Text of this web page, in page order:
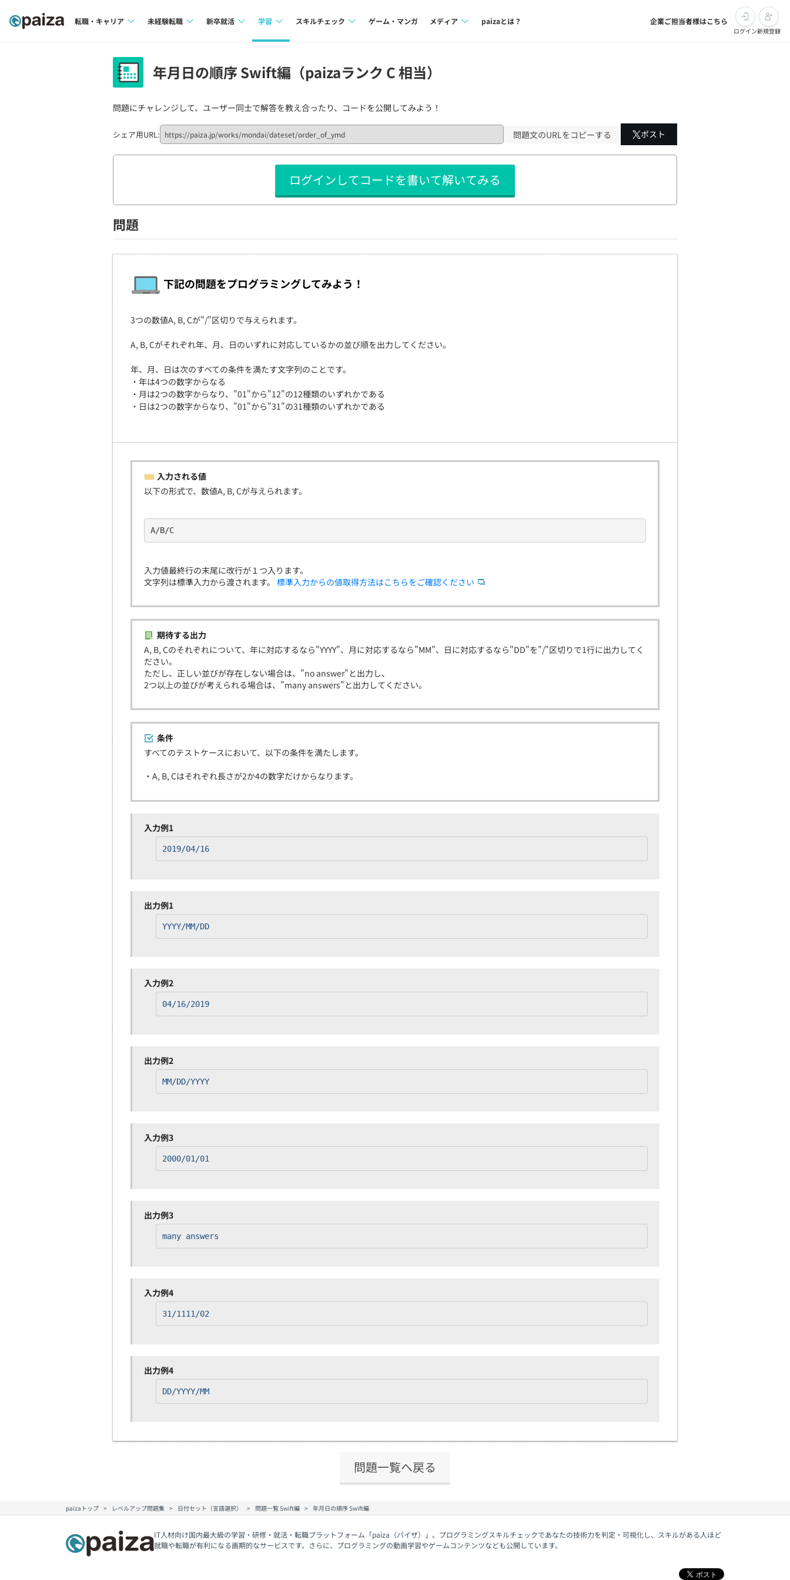
転職・キャリア
インタビュー
転職成功ガイド
転職エージェント
未経験転職
インタビュー
転職成功ガイド
新卒就活
本選考
新卒エージェント
イベント・セミナー
就活成功ガイド
学習
問題集
4択課題
ナレッジ
リファレンス
個人向けプラン
学校向けプラン
契約内容・クーポン
スキルチェック
SQL
評価結果一覧
再チャレンジ結果一覧
ゲーム・マンガ メディア paizaとは？ 企業ご担当者様はこちら
ログイン新規登録
年月日の順序 Swift編（paizaランク C 相当）
問題にチャレンジして、ユーザー同士で解答を教え合ったり、コードを公開してみよう！
シェア用URL: 問題文のURLをコピーする ポスト
ログインしてコードを書いて解いてみる
問題
下記の問題をプログラミングしてみよう！
3つの数値A, B, Cが"/"区切りで与えられます。
A, B, Cがそれぞれ年、月、日のいずれに対応しているかの並び順を出力してください。
年、月、日は次のすべての条件を満たす文字列のことです。
・年は4つの数字からなる
・月は2つの数字からなり、"01"から"12"の12種類のいずれかである
・日は2つの数字からなり、"01"から"31"の31種類のいずれかである
入力される値
以下の形式で、数値A, B, Cが与えられます。
A/B/C
入力値最終行の末尾に改行が１つ入ります。
文字列は標準入力から渡されます。 標準入力からの値取得方法はこちらをご確認ください
期待する出力
A, B, Cのそれぞれについて、年に対応するなら"YYYY"、月に対応するなら"MM"、日に対応するなら"DD"を"/"区切りで1行に出力してく
ださい。
ただし、正しい並びが存在しない場合は、"no answer"と出力し、
2つ以上の並びが考えられる場合は、"many answers"と出力してください。
条件
すべてのテストケースにおいて、以下の条件を満たします。
・A, B, Cはそれぞれ長さが2か4の数字だけからなります。
入力例1
2019/04/16
出力例1
YYYY/MM/DD
入力例2
04/16/2019
出力例2
MM/DD/YYYY
入力例3
2000/01/01
出力例3
many answers
入力例4
31/1111/02
出力例4
DD/YYYY/MM
問題一覧へ戻る
paizaトップ レベルアップ問題集 日付セット（言語選択） 問題一覧 Swift編 年月日の順序 Swift編
IT人材向け国内最大級の学習・研修・就活・転職プラットフォーム「paiza（パイザ）」。プログラミングスキルチェックであなたの技術力を判定・可視化し、スキルがある人ほど
就職や転職が有利になる画期的なサービスです。さらに、プログラミングの動画学習やゲームコンテンツなども公開しています。